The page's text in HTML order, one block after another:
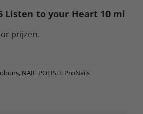
Listen to your Heart 10 ml
prijzen.
, NAIL POLISH, ProNails